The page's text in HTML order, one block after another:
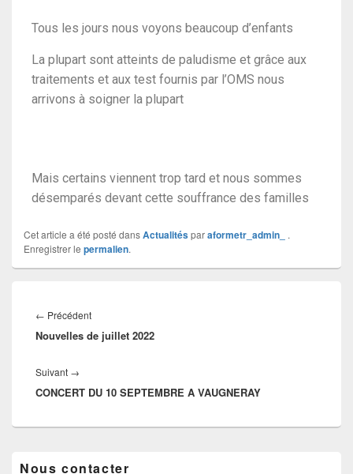
Tous les jours nous voyons beaucoup d’enfants
La plupart sont atteints de paludisme et grâce aux
traitements et aux test fournis par l’OMS nous
arrivons à soigner la plupart
Mais certains viennent trop tard et nous sommes
désemparés devant cette souffrance des familles
Cet article a été posté dansActualitésparaformetr_admin_
.
Enregistrer le permalien.
← Précédent
Nouvelles de juillet 2022
Suivant →
CONCERT DU 10 SEPTEMBRE A VAUGNERAY
Nous contacter